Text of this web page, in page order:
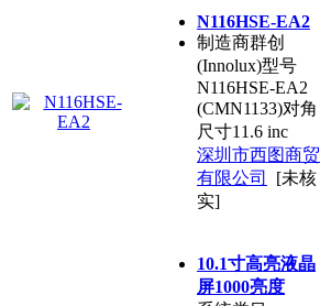
N116HSE-EA2
制造商群创
(Innolux)型号
N116HSE-EA2
(CMN1133)对角
尺寸11.6 inc
深圳市西图商贸
有限公司
[未核
实]
10.1寸高亮液晶
屏1000亮度